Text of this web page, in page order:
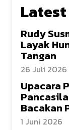
Latest
Rudy
Layak
Tangan
26 Juli 2026
Upacara
Bacakan
1 Juni 2026